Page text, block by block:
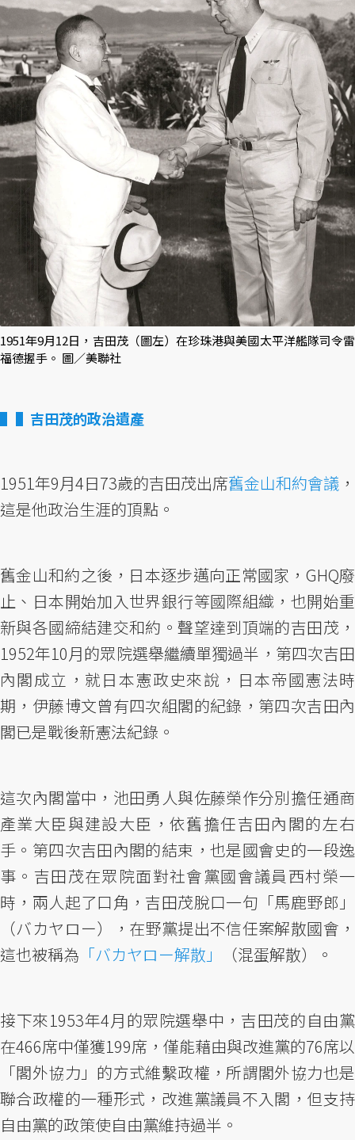
1951年9月12日，吉田茂（圖左）在珍珠港與美國太平洋艦隊司令雷
福德握手。 圖／美聯社
▌吉田茂的政治遺產
1951年9月4日73歲的吉田茂出席舊金山和約會議 ，
這是他政治生涯的頂點。
舊金山和約之後，日本逐步邁向正常國家，GHQ廢
止、日本開始加入世界銀行等國際組織，也開始重
新與各國締結建交和約。聲望達到頂端的吉田茂，
1952年10月的眾院選舉繼續單獨過半，第四次吉田
內閣成立，就日本憲政史來說，日本帝國憲法時
期，伊藤博文曾有四次組閣的紀錄，第四次吉田內
閣已是戰後新憲法紀錄。
這次內閣當中，池田勇人與佐藤榮作分別擔任通商
產業大臣與建設大臣，依舊擔任吉田內閣的左右
手。第四次吉田內閣的結束，也是國會史的一段逸
事。吉田茂在眾院面對社會黨國會議員西村榮一
時，兩人起了口角，吉田茂脫口一句「馬鹿野郎」
（バカヤロー），在野黨提出不信任案解散國會，
這也被稱為 「バカヤロー解散」 （混蛋解散）。
接下來1953年4月的眾院選舉中，吉田茂的自由黨
在466席中僅獲199席，僅能藉由與改進黨的76席以
「閣外協力」的方式維繫政權，所謂閣外協力也是
聯合政權的一種形式，改進黨議員不入閣，但支持
自由黨的政策使自由黨維持過半。